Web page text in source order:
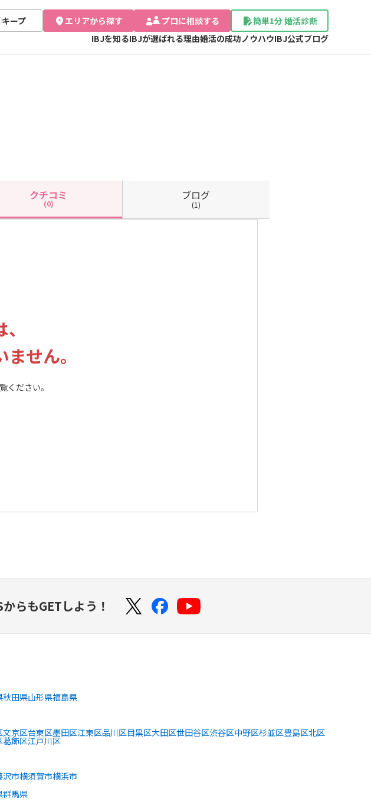
キープ エリアから探す プロに相談する
簡単1分 婚活診断
IBJを知るIBJが選ばれる理由婚活の成功ノウハウIBJ公式ブログ
クチコミ
(0)
ブログ
(1)
せん。
ください。
からもGETしよう！
秋田県山形県福島県
文京区台東区墨田区江東区品川区目黒区大田区世田谷区渋谷区中野区杉並区豊島区北区
葛飾区江戸川区
沢市横須賀市横浜市
群馬県